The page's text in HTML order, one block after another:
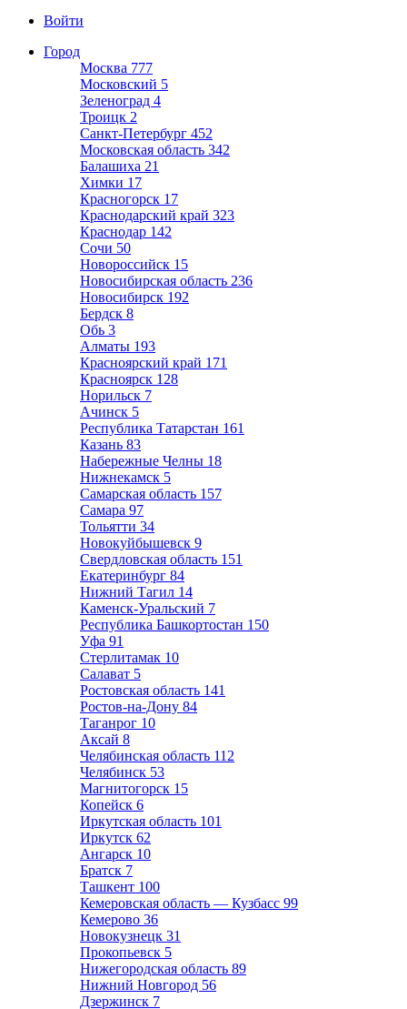
Войти
Город
Москва 777
Московский 5
Зеленоград 4
Троицк 2
Санкт-Петербург 452
Московская область 342
Балашиха 21
Химки 17
Красногорск 17
Краснодарский край 323
Краснодар 142
Сочи 50
Новороссийск 15
Новосибирская область 236
Новосибирск 192
Бердск 8
Обь 3
Алматы 193
Красноярский край 171
Красноярск 128
Норильск 7
Ачинск 5
Республика Татарстан 161
Казань 83
Набережные Челны 18
Нижнекамск 5
Самарская область 157
Самара 97
Тольятти 34
Новокуйбышевск 9
Свердловская область 151
Екатеринбург 84
Нижний Тагил 14
Каменск-Уральский 7
Республика Башкортостан 150
Уфа 91
Стерлитамак 10
Салават 5
Ростовская область 141
Ростов-на-Дону 84
Таганрог 10
Аксай 8
Челябинская область 112
Челябинск 53
Магнитогорск 15
Копейск 6
Иркутская область 101
Иркутск 62
Ангарск 10
Братск 7
Ташкент 100
Кемеровская область — Кузбасс 99
Кемерово 36
Новокузнецк 31
Прокопьевск 5
Нижегородская область 89
Нижний Новгород 56
Дзержинск 7